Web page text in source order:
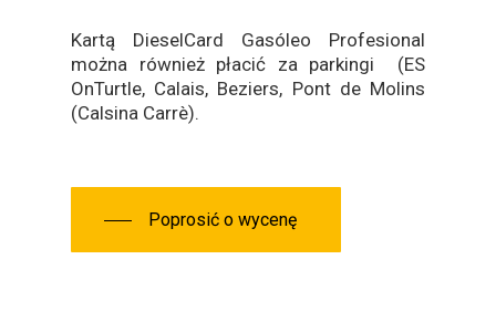
Kartą DieselCard Gasóleo Profesional
można również płacić za parkingi (ES
OnTurtle, Calais, Beziers, Pont de Molins
(Calsina Carrè).
Poprosić o wycenę